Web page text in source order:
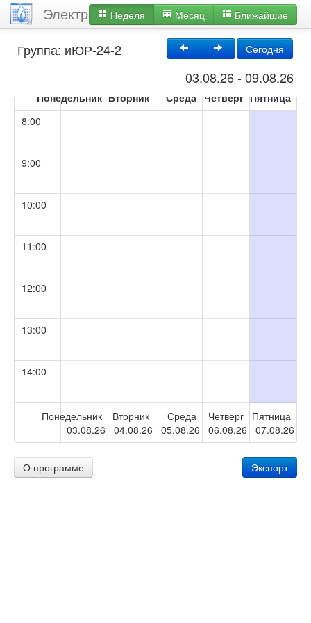
Электронное расписание ЧИ БГУ
Неделя Месяц Ближайшие
Группа: иЮР-24-2 Сегодня
03.08.26 - 09.08.26
Понедельник Вторник
05.08.26
Среда
06.08.26
Четверг
07.08.26
Пятница
8:00
9:00
10:00
11:00
12:00
13:00
14:00
15:00
16:00
Понедельник
03.08.26
Вторник
04.08.26
Среда
05.08.26
Четверг
06.08.26
Пятница
07.08.26
О программе Экспорт